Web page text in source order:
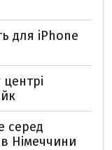
для iPhone
серед
Німеччини